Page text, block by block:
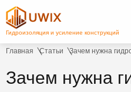
Главная Статьи Зачем нужна
Зачем нужна